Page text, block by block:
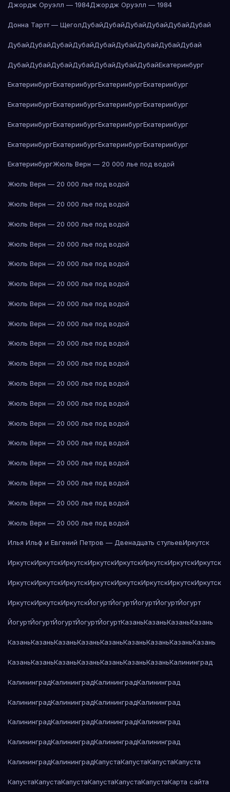
Джордж Оруэлл — 1984Джордж Оруэлл — 1984
Донна Тартт — ЩеголДубайДубайДубайДубайДубайДубай
ДубайДубайДубайДубайДубайДубайДубайДубайДубай
ДубайДубайДубайДубайДубайДубайДубайЕкатеринбург
ЕкатеринбургЕкатеринбургЕкатеринбургЕкатеринбург
ЕкатеринбургЕкатеринбургЕкатеринбургЕкатеринбург
ЕкатеринбургЕкатеринбургЕкатеринбургЕкатеринбург
ЕкатеринбургЕкатеринбургЕкатеринбургЕкатеринбург
ЕкатеринбургЖюль Верн — 20 000 лье под водой
Жюль Верн — 20 000 лье под водой
Жюль Верн — 20 000 лье под водой
Жюль Верн — 20 000 лье под водой
Жюль Верн — 20 000 лье под водой
Жюль Верн — 20 000 лье под водой
Жюль Верн — 20 000 лье под водой
Жюль Верн — 20 000 лье под водой
Жюль Верн — 20 000 лье под водой
Жюль Верн — 20 000 лье под водой
Жюль Верн — 20 000 лье под водой
Жюль Верн — 20 000 лье под водой
Жюль Верн — 20 000 лье под водой
Жюль Верн — 20 000 лье под водой
Жюль Верн — 20 000 лье под водой
Жюль Верн — 20 000 лье под водой
Жюль Верн — 20 000 лье под водой
Жюль Верн — 20 000 лье под водой
Жюль Верн — 20 000 лье под водой
Илья Ильф и Евгений Петров — Двенадцать стульевИркутск
ИркутскИркутскИркутскИркутскИркутскИркутскИркутскИркутск
ИркутскИркутскИркутскИркутскИркутскИркутскИркутскИркутск
ИркутскИркутскИркутскЙогуртЙогуртЙогуртЙогуртЙогурт
ЙогуртЙогуртЙогуртЙогуртЙогуртКазаньКазаньКазаньКазань
КазаньКазаньКазаньКазаньКазаньКазаньКазаньКазаньКазань
КазаньКазаньКазаньКазаньКазаньКазаньКазаньКалининград
КалининградКалининградКалининградКалининград
КалининградКалининградКалининградКалининград
КалининградКалининградКалининградКалининград
КалининградКалининградКалининградКалининград
КалининградКалининградКапустаКапустаКапустаКапуста
КапустаКапустаКапустаКапустаКапустаКапустаКарта сайта